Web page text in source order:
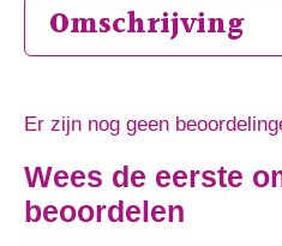
Omschrijving
Er zijn nog geen
Wees de eerste
beoordelen